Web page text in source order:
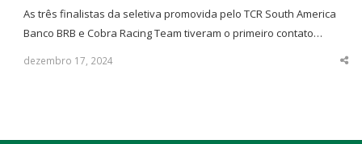
As três finalistas da seletiva promovida pelo TCR South America
Banco BRB e Cobra Racing Team tiveram o primeiro contato…
dezembro 17, 2024